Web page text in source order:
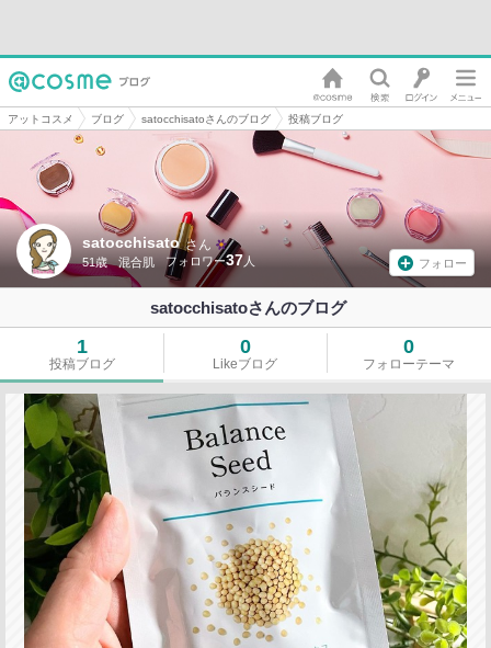
アットコスメ ブログ satocchisatoさんのブログ 投稿ブログ
satocchisato さん
51歳 混合肌 37 フォロー
satocchisatoさんのブログ
1
投稿ブログ
0
Likeブログ
0
フォローテーマ